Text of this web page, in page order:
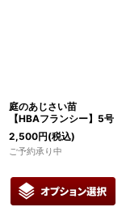
庭のあじさい苗
【HBAフランシー】5号
2,500円(税込)
ご予約承り中